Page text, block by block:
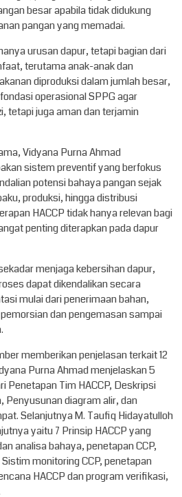
besar apabila tidak didukung
pangan yang memadai.
urusan dapur, tetapi bagian dari
terutama anak-anak dan
diproduksi dalam jumlah besar,
operasional SPPG agar
tetapi juga aman dan terjamin
Vidyana Purna Ahmad
sistem preventif yang berfokus
potensi bahaya pangan sejak
produksi, hingga distribusi
HACCP tidak hanya relevan bagi
penting diterapkan pada dapur
menjaga kebersihan dapur,
dapat dikendalikan secara
mulai dari penerimaan bahan,
dan pengemasan sampai
memberikan penjelasan terkait 12
Purna Ahmad menjelaskan 5
Penetapan Tim HACCP, Deskripsi
Penyusunan diagram alir, dan
Selanjutnya M. Taufiq Hidayatulloh
yaitu 7 Prinsip HACCP yang
analisa bahaya, penetapan CCP,
monitoring CCP, penetapan
HACCP dan program verifikasi,